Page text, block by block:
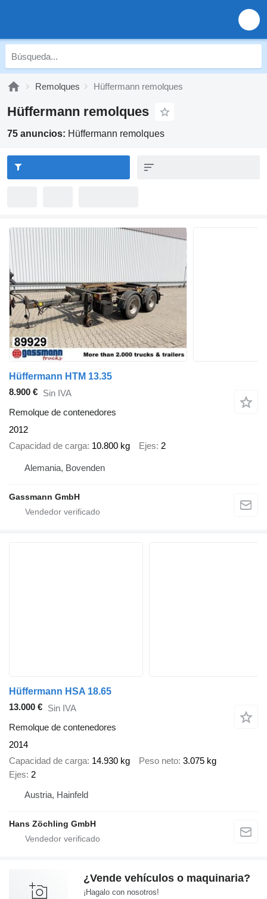
Remolques Hüffermann remolques
Hüffermann remolques
75 anuncios: Hüffermann remolques
Hüffermann HTM 13.35
8.900 € Sin IVA
Remolque de contenedores
2012
Capacidad de carga 10.800 kg Ejes 2
Alemania, Bovenden
Gassmann GmbH
Hüffermann HSA 18.65
13.000 € Sin IVA
Remolque de contenedores
2014
Capacidad de carga 14.930 kg Peso neto 3.075 kg
Ejes 2
Austria, Hainfeld
Hans Zöchling GmbH
¿Vende vehículos o maquinaria?
¡Hagalo con nosotros!